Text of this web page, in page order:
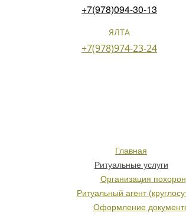
+7(978)094-30-13
ЯЛТА
+7(978)974-23-24
Главная
Ритуальные услуги
Организация похорон
Ритуальный агент
Оформление